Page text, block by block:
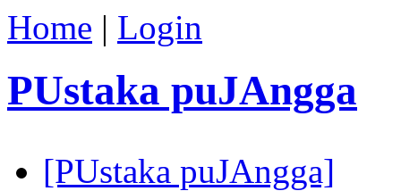
Home | Login
PUstaka puJAngga
[PUstaka puJAngga]